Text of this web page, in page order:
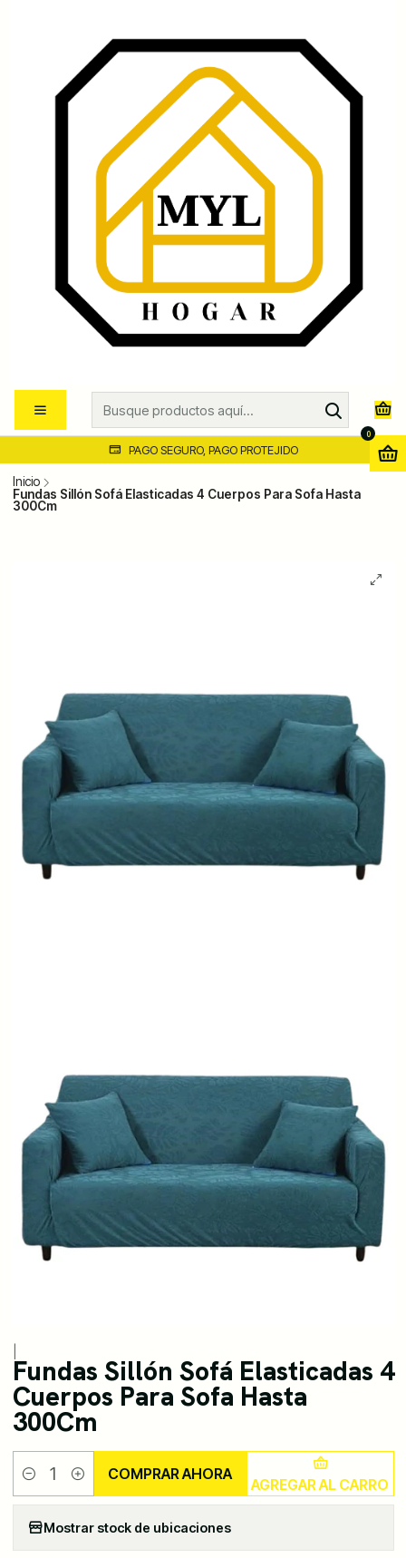
0
PAGO SEGURO, PAGO PROTEJIDO
Inicio
Fundas Sillón Sofá Elasticadas 4 Cuerpos Para Sofa Hasta
300Cm
Fundas Sillón Sofá Elasticadas 4
Cuerpos Para Sofa Hasta
300Cm
Cantidad AGREGAR AL CARRO
COMPRAR AHORA
Mostrar stock de ubicaciones